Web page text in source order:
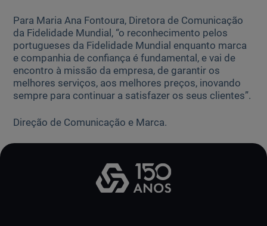
Para Maria Ana Fontoura, Diretora de Comunicação
da Fidelidade Mundial, “o reconhecimento pelos
portugueses da Fidelidade Mundial enquanto marca
e companhia de confiança é fundamental, e vai de
encontro à missão da empresa, de garantir os
melhores serviços, aos melhores preços, inovando
sempre para continuar a satisfazer os seus clientes”.
Direção de Comunicação e Marca.